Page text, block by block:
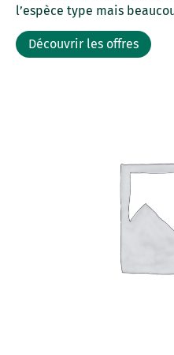
l’espèce type mais
Découvrir les offres